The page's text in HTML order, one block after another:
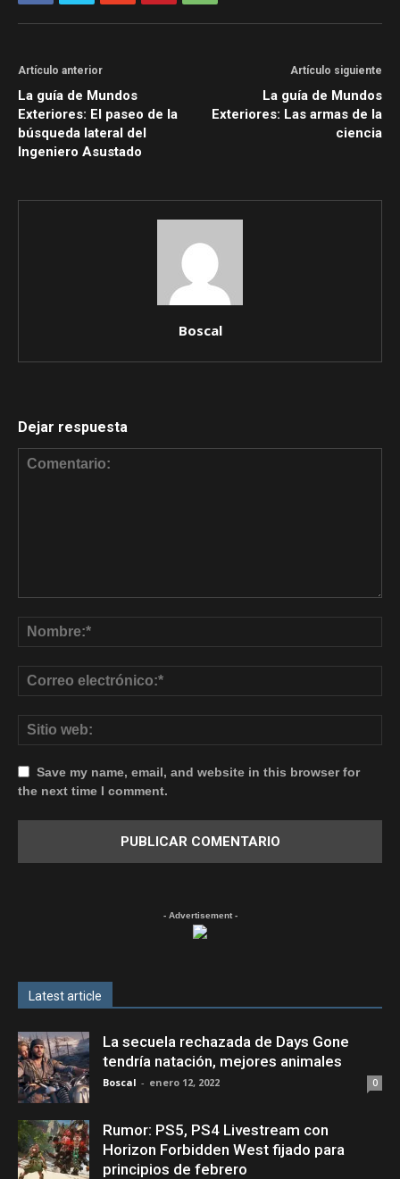
Artículo anterior
La guía de Mundos
Exteriores: El paseo de la
búsqueda lateral del
Ingeniero Asustado
Artículo siguiente
La guía de Mundos
Exteriores: Las armas de la
ciencia
Boscal
Dejar respuesta
Save my name, email, and website in this browser for
the next time I comment.
- Advertisement -
Latest article
La secuela rechazada de Days Gone
tendría natación, mejores animales
Boscal - enero 12, 2022 0
Rumor: PS5, PS4 Livestream con
Horizon Forbidden West fijado para
principios de febrero